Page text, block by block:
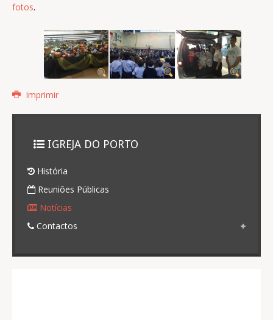
fotos.
Imprimir
IGREJA DO PORTO
História
Reuniões Públicas
Notícias
Contactos